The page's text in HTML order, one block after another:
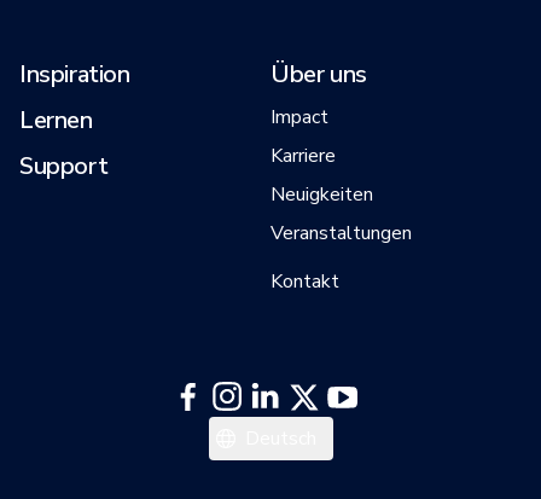
Inspiration
Lernen
Support
Über uns
Impact
Karriere
Neuigkeiten
Veranstaltungen
Kontakt